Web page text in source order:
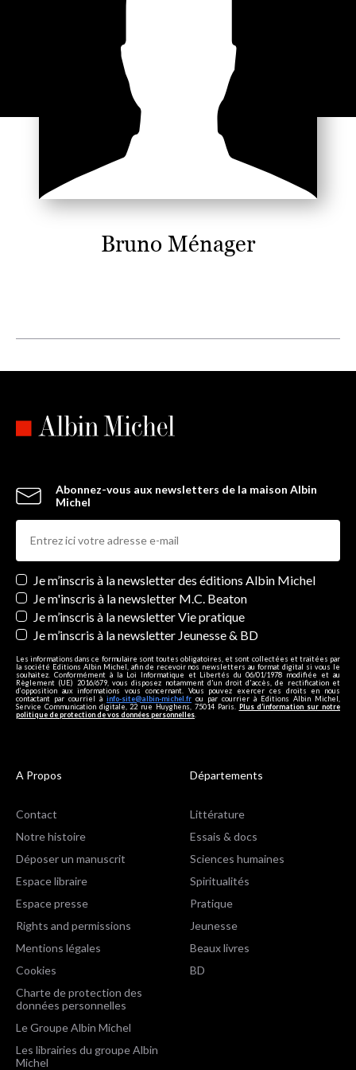
Bruno Ménager
Abonnez-vous aux newsletters de la maison Albin
Michel
Newsletters
Je m’inscris à la newsletter des éditions Albin Michel
Je m'inscris à la newsletter M.C. Beaton
Je m’inscris à la newsletter Vie pratique
Je m’inscris à la newsletter Jeunesse & BD
Les informations dans ce formulaire sont toutes obligatoires, et sont collectées et traitées par
la société Editions Albin Michel, afin de recevoir nos newsletters au format digital si vous le
souhaitez. Conformément à la Loi Informatique et Libertés du 06/01/1978 modifiée et au
Règlement (UE) 2016/679, vous disposez notamment d'un droit d'accès, de rectification et
d’opposition aux informations vous concernant. Vous pouvez exercer ces droits en nous
contactant par courriel à info-site@albin-michel.fr ou par courrier à Editions Albin Michel,
Service Communication digitale, 22 rue Huyghens, 75014 Paris. Plus d’information sur notre
politique de protection de vos données personnelles
A Propos
Contact
Notre histoire
Déposer un manuscrit
Espace libraire
Espace presse
Rights and permissions
Mentions légales
Cookies
Charte de protection des
données personnelles
Le Groupe Albin Michel
Les librairies du groupe Albin
Michel
Départements
Littérature
Essais & docs
Sciences humaines
Spiritualités
Pratique
Jeunesse
Beaux livres
BD